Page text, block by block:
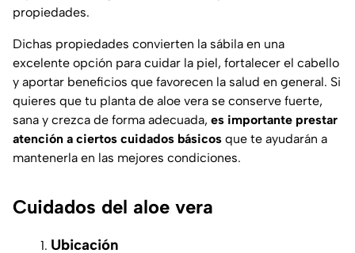
propiedades.
Dichas propiedades convierten la sábila en una
excelente opción para cuidar la piel, fortalecer el cabello
y aportar beneficios que favorecen la salud en general. Si
quieres que tu planta de aloe vera se conserve fuerte,
sana y crezca de forma adecuada, es importante prestar
atención a ciertos cuidados básicos que te ayudarán a
mantenerla en las mejores condiciones.
Cuidados del aloe vera
Ubicación